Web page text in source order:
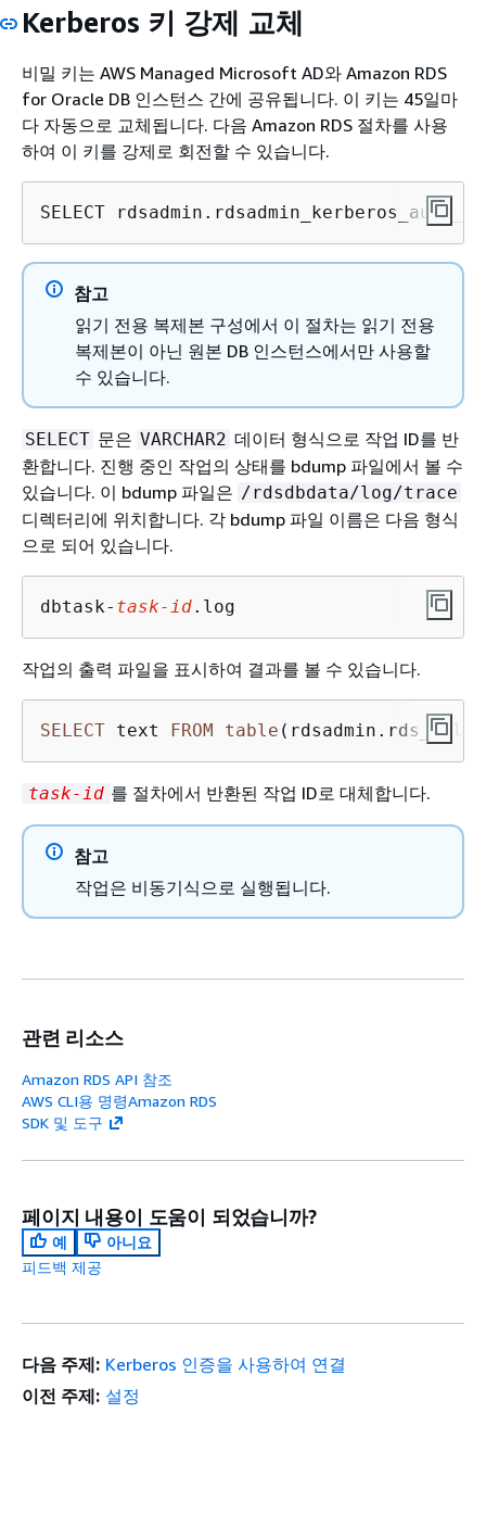
Kerberos 키 강제 교체
비밀 키는 AWS Managed Microsoft AD와 Amazon RDS
for Oracle DB 인스턴스 간에 공유됩니다. 이 키는 45일마
다 자동으로 교체됩니다. 다음 Amazon RDS 절차를 사용
하여 이 키를 강제로 회전할 수 있습니다.
SELECT
참고
읽기 전용 복제본 구성에서 이 절차는 읽기 전용
복제본이 아닌 원본 DB 인스턴스에서만 사용할
수 있습니다.
SELECT 문은 VARCHAR2 데이터 형식으로 작업 ID를 반
환합니다. 진행 중인 작업의 상태를 bdump 파일에서 볼 수
있습니다. 이 bdump 파일은 /rdsdbdata/log/trace
디렉터리에 위치합니다. 각 bdump 파일 이름은 다음 형식
으로 되어 있습니다.
dbtask- task-id.log
작업의 출력 파일을 표시하여 결과를 볼 수 있습니다.
SELECT text FROM table
task-id 를 절차에서 반환된 작업 ID로 대체합니다.
참고
작업은 비동기식으로 실행됩니다.
관련 리소스
Amazon RDS API 참조
AWS CLI용 명령Amazon RDS
SDK 및 도구
페이지 내용이 도움이 되었습니까?
예
아니요
피드백 제공
다음 주제: Kerberos 인증을 사용하여 연결
이전 주제: 설정